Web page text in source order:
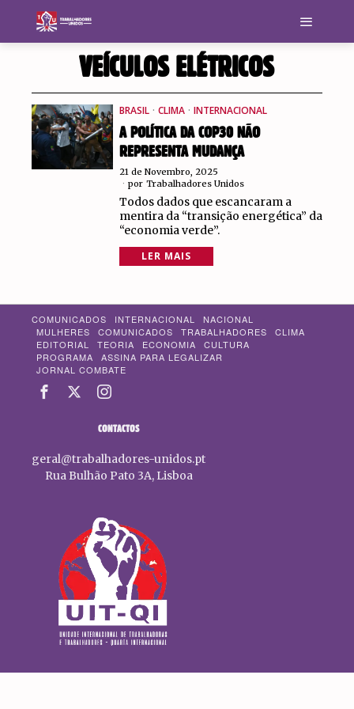
VEÍCULOS ELÉTRICOS
BRASIL · CLIMA · INTERNACIONAL
A POLÍTICA DA COP30 NÃO
REPRESENTA MUDANÇA
21 de Novembro, 2025
por Trabalhadores Unidos
Todos dados que escancaram a
mentira da “transição energética” da
“economia verde”.
LER MAIS
COMUNICADOS INTERNACIONAL
NACIONAL
MULHERES
COMUNICADOS TRABALHADORES
CLIMA
EDITORIAL
TEORIA ECONOMIA
CULTURA
PROGRAMA
ASSINA PARA LEGALIZAR
JORNAL COMBATE
CONTACTOS
geral@trabalhadores-unidos.pt
Rua Bulhão Pato 3A, Lisboa